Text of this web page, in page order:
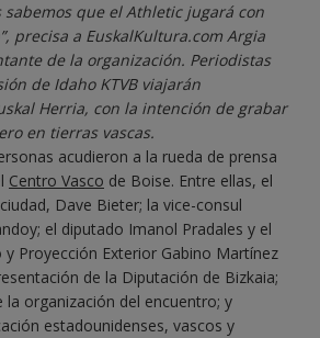
sabemos que el Athletic jugará con
precisa a EuskalKultura.com Argia
de la organización. Periodistas
de Idaho KTVB viajarán
Herria, con la intención de grabar
en tierras vascas.
acudieron a la rueda de prensa
Centro Vasco de Boise. Entre ellas, el
Dave Bieter; la vice-consul
el diputado Imanol Pradales y el
Proyección Exterior Gabino Martínez
de la Diputación de Bizkaia;
organización del encuentro; y
estadounidenses, vascos y